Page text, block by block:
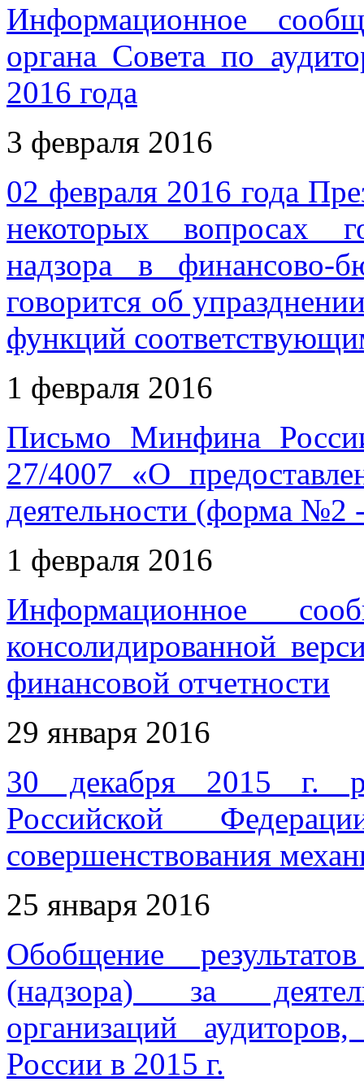
Информационное
органа Совета по
2016 года
3 февраля 2016
02 февраля 2016 года
некоторых вопросах
надзора в финансово-
говорится об
функций
1 февраля 2016
Письмо Минфина
27/4007 «О
деятельности (форма №2
1 февраля 2016
Информационное
консолидированной
финансовой отчетности
29 января 2016
30 декабря 2015 г.
Российской
совершенствования
25 января 2016
Обобщение
(надзора) за
организаций
России в 2015 г.